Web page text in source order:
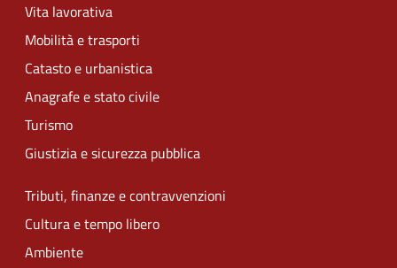
Vita lavorativa
Mobilità e trasporti
Catasto e urbanistica
Anagrafe e stato civile
Turismo
Giustizia e sicurezza pubblica
Tributi, finanze e contravvenzioni
Cultura e tempo libero
Ambiente